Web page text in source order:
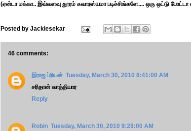
(ஏன்டா மக்கா.. இவ்வளவு தூரம் சுவாரஸ்யமா படிச்சிங்களே.... ஒரு ஒட்டு
Posted by Jackiesekar
46 comments:
இராஜ ப்ரியன் Tuesday, March 30, 2010 8:41:00 AM
சரிதான் வாத்தியார
Reply
Robin Tuesday, March 30, 2010 9:28:00 AM